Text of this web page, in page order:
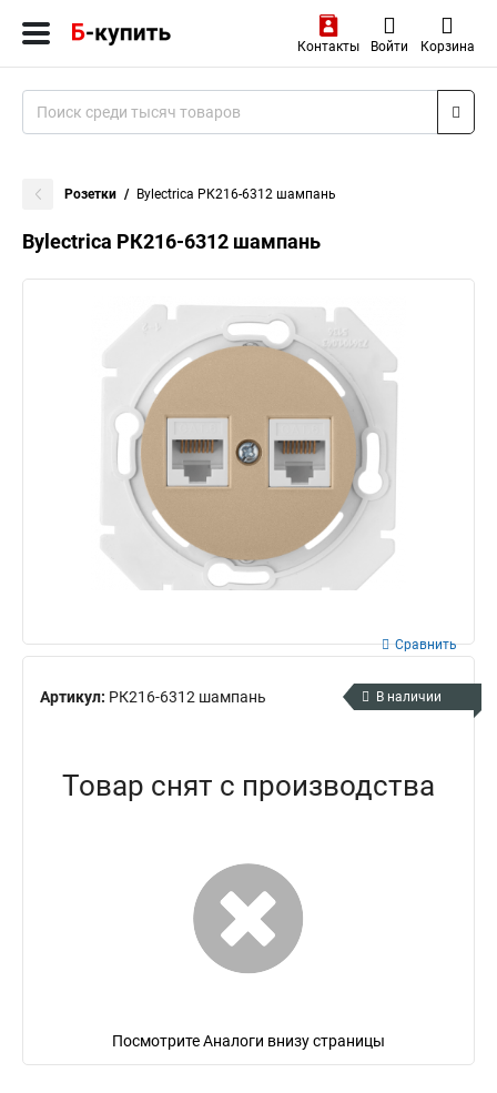
Контакты Войти Корзина
Розетки Bylectrica РК216-6312 шампань
Bylectrica РК216-6312 шампань
Артикул: РК216-6312 шампань
Сравнить
В наличии
Товар снят с производства
Посмотрите Аналоги внизу страницы